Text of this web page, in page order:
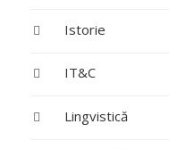
Istorie
IT&C
Lingvistică